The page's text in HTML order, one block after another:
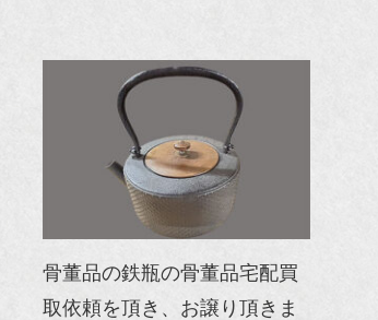
骨董品の鉄瓶の骨董品宅配買
取依頼を頂き、お譲り頂きま